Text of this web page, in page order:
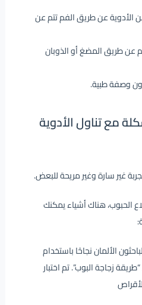
الأدوية عن طريق الفم تتم عن
عن طريق المضغ أو الذوبان
وصفة طبية.
مع تناول الأدوية
غير سارة وغير مريحة للبعض.
الحبوب، هناك أشياء يمكنك
الألمان نجاحًا باستخدام
زجاجة البوب”. تم اختبار